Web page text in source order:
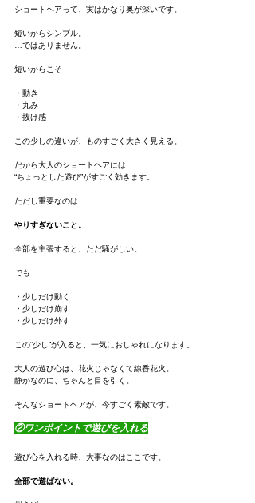
ショートヘアって、実はかなり奥が深いです。
短いからシンプル。
…ではありません。
短いからこそ
・動き
・丸み
・抜け感
この少しの違いが、ものすごく大きく見える。
だから大人のショートヘアには
“ちょっとした遊び”がすごく効きます。
ただし重要なのは
やりすぎないこと。
全部を主張すると、ただ騒がしい。
でも
・少しだけ動く
・少しだけ崩す
・少しだけ外す
この“少し”が入ると、一気におしゃれになります。
大人の遊び心は、花火じゃなくて線香花火。
静かなのに、ちゃんと目を引く。
そんなショートヘアが、今すごく素敵です。
②ワンポイントで遊びを入れる
遊び心を入れる時、大事なのはここです。
全部で遊ばない。